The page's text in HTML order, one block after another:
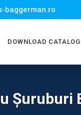
baggerman.ro
DOWNLOAD CATALOG
Şuruburi